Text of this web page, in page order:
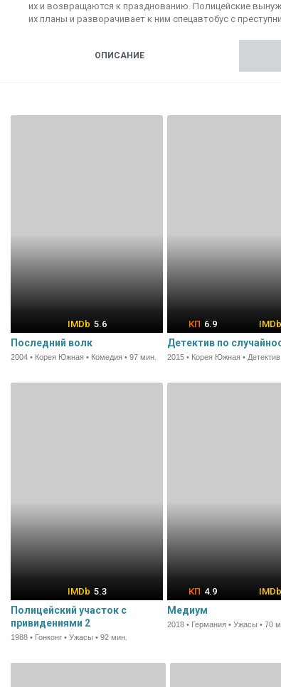
их и возвращаются к празднованию. Полицейские
их планы и разворачивает к ним спецавтобус с
ОПИСАНИЕ
5.6
Последний волк
2004 • Корея Южная • Комедия • 97 мин.
6.9
Детектив по
2015 • Корея Южная • Детектив
5.3
Полицейский участок с
привидениями 2
1988 • Гонконг • Ужасы • 92 мин.
4.9
Медиум
2018 • Германия • Ужасы • 70